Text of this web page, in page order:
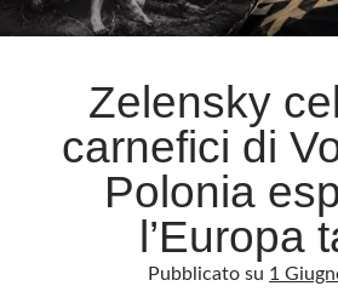
Archivio
Categorie
Zelensky
carnefici di
Polonia
l’Europa
Pubblicato su 1